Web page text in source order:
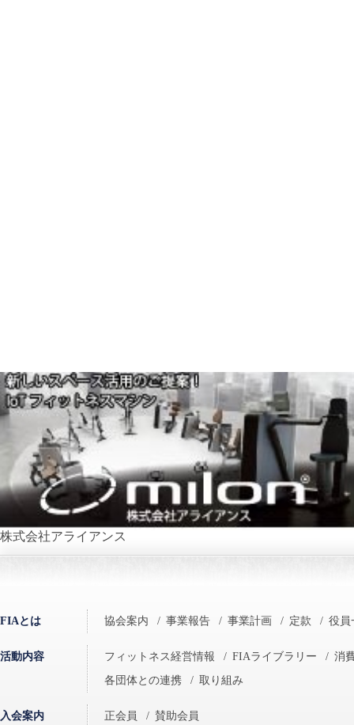
株式会社アライアンス
FIAとは 協会案内 / 事業報告 / 事業計画 / 定款 / 役員
活動内容 フィットネス経営情報 / FIAライブラリー / 消
各団体との連携
/ 取り組み
入会案内 正会員 / 賛助会員